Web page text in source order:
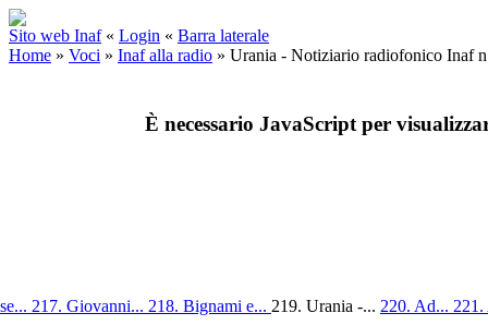
Sito web Inaf « Login « Barra laterale
Home » Voci » Inaf alla radio » Urania - Notiziario radiofonico Inaf
È necessario JavaScript per
217. Giovanni... 218. Bignami e... 219. Urania -... 220. Ad...